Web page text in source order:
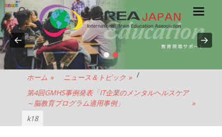
NPO
法
人
IBREA
メ
イ
ン
メ
ュ
索
••
ホーム » ニュース＆トピック » /
第4回GMHS事例発表「IT企業のメンタルヘルスケア
～脳教育プログラム適用事例」
»
k18